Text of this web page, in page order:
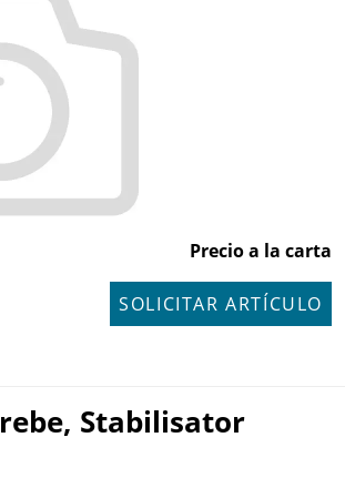
Precio a la carta
SOLICITAR ARTÍCULO
Stabilisator